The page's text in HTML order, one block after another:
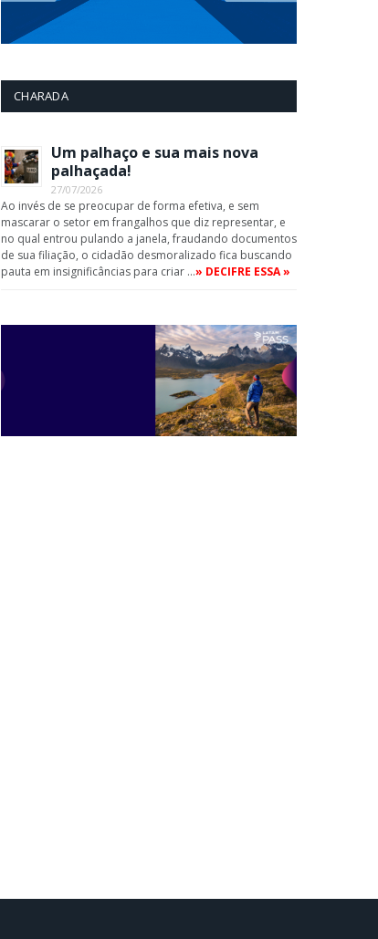
CHARADA
Um palhaço e sua mais nova
palhaçada!
27/07/2026
Ao invés de se preocupar de forma efetiva, e sem
mascarar o setor em frangalhos que diz representar, e
no qual entrou pulando a janela, fraudando documentos
de sua filiação, o cidadão desmoralizado fica buscando
pauta em insignificâncias para criar …» DECIFRE ESSA »